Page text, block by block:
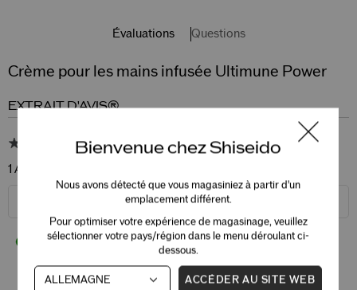
Évaluations Questions
Crème pour les mains infusée Ultimune Power
EXTRAIT D'AVIS®
5.0
1 Avis
ÉCRIRE UN AVIS
100% des répondants recommanderaient à un ami
5 Étoiles 1
Bienvenue chez Shiseido
Nous avons détecté que vous magasiniez à partir d'un
emplacement différent.
Pour optimiser votre expérience de magasinage, veuillez
sélectionner votre pays/région dans le menu déroulant ci-
dessous.
ACCÉDER AU SITE WEB